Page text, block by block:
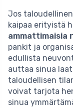
Jos
kaipaa erityistä
ammattimaisia
pankit ja
edullista
auttaa sinua
taloudellisen
voivat tarjota
sinua